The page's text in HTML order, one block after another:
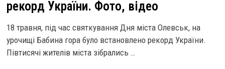
рекорд України. Фото, відео
18 травня, під час святкування Дня міста Олевськ, на
урочищі Бабина гора було встановлено рекорд України.
Півтисячі жителів міста зібрались …